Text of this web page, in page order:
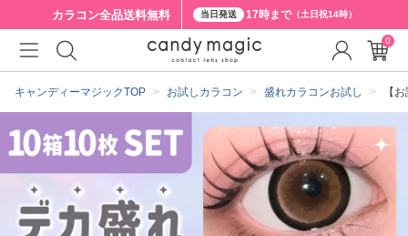
カラコン全品送料無料 当日発送 17時まで（土日祝14時）
キャンディーマジックTOP お試しカラコン 盛れカラコンお試し 【
0
クーポン詳細